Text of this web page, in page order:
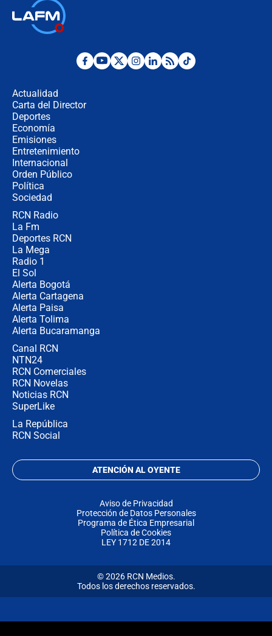
Posesión de Abelardo De La Espriella
Actualidad
Carta del Director
Deportes
Economía
Emisiones
Entretenimiento
Internacional
Orden Público
Política
Sociedad
RCN Radio
La Fm
Deportes RCN
La Mega
Radio 1
El Sol
Alerta Bogotá
Alerta Cartagena
Alerta Paisa
Alerta Tolima
Alerta Bucaramanga
Canal RCN
NTN24
RCN Comerciales
RCN Novelas
Noticias RCN
SuperLike
La República
RCN Social
ATENCIÓN AL OYENTE
Aviso de Privacidad
Protección de Datos Personales
Programa de Ética Empresarial
Política de Cookies
LEY 1712 DE 2014
© 2026 RCN Medios.
Todos los derechos reservados.